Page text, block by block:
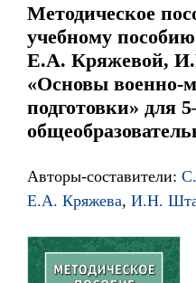
Методическое
учебному
Е.А. Кряжевой,
«Основы военно-
подготовки» для
Авторы-составители:
Е.А. Кряжева, И.Н.